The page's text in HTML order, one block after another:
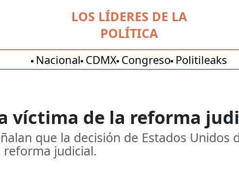
LOS LÍDERES DE LA
POLÍTICA
Nacional CDMX Congreso Politileaks
víctima de la reforma
que la decisión de Estados Unidos
judicial.